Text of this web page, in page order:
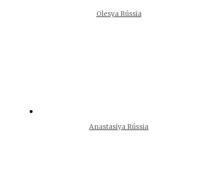
Olesya Rússia
Anastasiya Rússia